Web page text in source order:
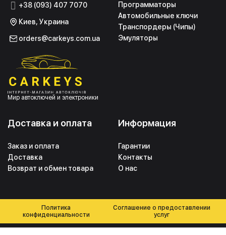
+38 (093) 407 7070
Киев, Украина
orders@carkeys.com.ua
Мир автоключей и электроники
Программаторы
Автомобильные ключи
Транспордеры (Чипы)
Эмуляторы
Информация
Гарантии
Контакты
О нас
Доставка и оплата
Заказ и оплата
Доставка
Возврат и обмен товара
Политика
конфиденциальности
Соглашение о предоставлении
услуг